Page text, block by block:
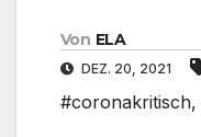
Von ELA
DEZ. 20, 2021
#coronakritisch,